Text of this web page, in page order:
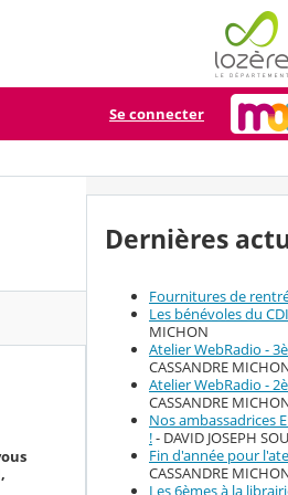
Se connecter
Dernières
Fournitures de
Les bénévoles du CDI
MICHON
Atelier WebRadio -
CASSANDRE
Atelier WebRadio -
CASSANDRE
Nos ambassadrices
!- DAVID JOSEPH
Fin d'année pour
CASSANDRE
Les 6èmes à la